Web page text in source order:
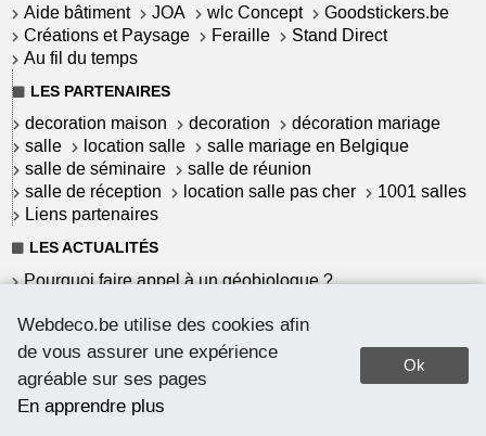
Webdeco.be utilise des cookies afin
de vous assurer une expérience
agréable sur ses pages
En apprendre plus
Ok
Aide bâtiment JOA wlc Concept
Goodstickers.be
Créations et Paysage
Feraille
Stand Direct
Au fil du temps
LES PARTENAIRES
decoration maison decoration
décoration mariage
salle
location salle
salle mariage en Belgique
salle de séminaire
salle de réunion
salle de réception
location salle pas cher
1001 salles
Liens partenaires
LES ACTUALITÉS
Pourquoi faire appel à un géobiologue ?
rendement ?
Le Mortex : un revêtement belge
Pourquoi choisir du parquet massif ?
Comment teinter votre parquet ?
Quel parquet pour quelle pièce ?